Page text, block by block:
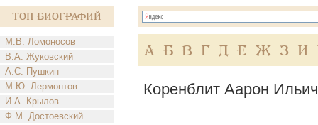
Топ Биографий
М.В. Ломоносов
В.А. Жуковский
А.С. Пушкин
М.Ю. Лермонтов
И.А. Крылов
Ф.М. Достоевский
А Б В Г Д Е Ж З И
Коренблит Аарон Ильич